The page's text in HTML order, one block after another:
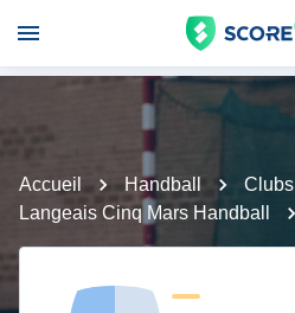
Accueil Handball Clubs
Langeais Cinq Mars Handball